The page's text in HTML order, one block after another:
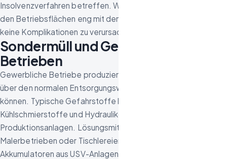
Insolvenzverfahren betreffen. Wir stimmen den Zugang zu
den Betriebsflächen eng mit dem Insolvenzverwalter ab, um
keine Komplikationen zu verursachen.
Sondermüll und Gefahrstoffe in
Betrieben
Gewerbliche Betriebe produzieren häufig Abfälle, die nicht
über den normalen Entsorgungsweg beseitigt werden
können. Typische Gefahrstoffe bei Firmenauflösungen:
Kühlschmierstoffe und Hydrauliköle aus Werkstätten und
Produktionsanlagen. Lösungsmittel, Lacke und Farben aus
Malerbetrieben oder Tischlereien. Batterien und
Akkumulatoren aus USV-Anlagen und Gabelstaplern.